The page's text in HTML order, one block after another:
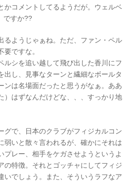
かコメントしてるようだが。ウェルベ
ですか??
るようじゃぁね。ただ、ファン・ペル
ですな。
ルシを追い越して飛び出した香川にフ
出し、見事なターンと繊細なボールタ
ンは名場面だったと思うがなぁ。ああ
）はずなんだけどな、、、すっかり地
グで、日本のクラブがフィジカルコン
弱いと散々言われるが、確かにそれは
プレー、相手をケガさせようというよ
の特徴。それとゴッチャにしてフィジ
でしょう。また、そういうラフなア